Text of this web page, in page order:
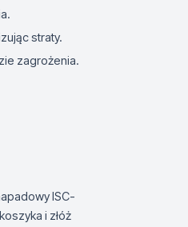
straty.
zagrożenia.
ISC-
i złóż